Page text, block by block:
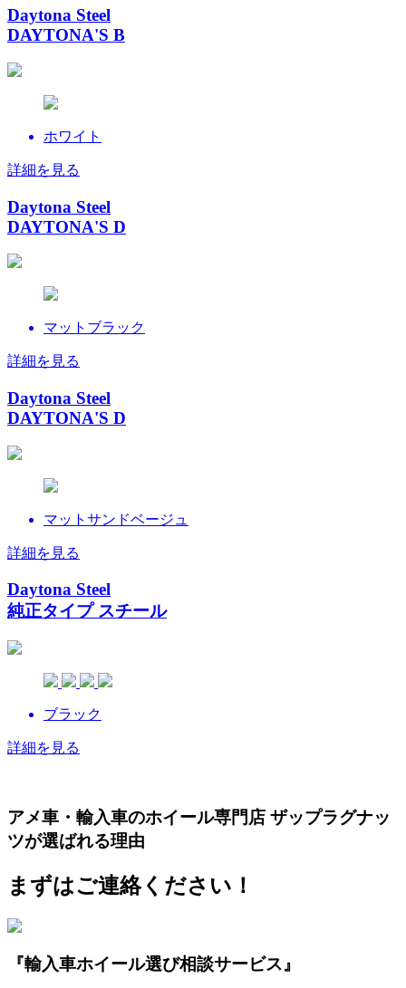
Daytona Steel
DAYTONA'S B
ホワイト
詳細を見る
Daytona Steel
DAYTONA'S D
マットブラック
詳細を見る
Daytona Steel
DAYTONA'S D
マットサンドベージュ
詳細を見る
Daytona Steel
純正タイプ スチール
ブラック
詳細を見る
アメ車・輸入車のホイール専門店 ザップラグナッ
ツが選ばれる理由
まずはご連絡ください！
『輸入車ホイール選び相談サービス』